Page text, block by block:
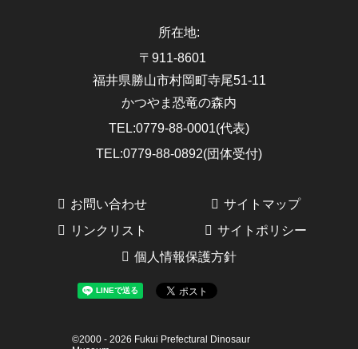
所在地:
〒911-8601
福井県勝山市村岡町寺尾51-11
かつやま恐竜の森内
TEL:0779-88-0001(代表)
TEL:0779-88-0892(団体受付)
お問い合わせ
サイトマップ
リンクリスト
サイトポリシー
個人情報保護方針
©2000 - 2026 Fukui Prefectural Dinosaur